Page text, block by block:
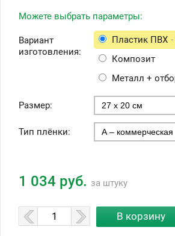
Можете выбрать параметры:
Вариант
изготовления:
Пластик ПВХ
Композит
Металл +
Размер:
Тип плёнки:
1 034 руб. за штуку